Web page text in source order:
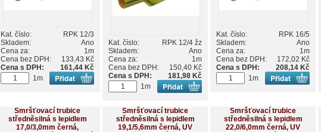
Kat. číslo:
RPK 12/3
Skladem:
Ano
Cena za:
1m
Cena bez DPH:
133,43 Kč
Cena s DPH:
161,44 Kč
1m
Kat. číslo:
RPK 12/4 žz
Skladem:
Ano
Cena za:
1m
Cena bez DPH:
150,40 Kč
Cena s DPH:
181,98 Kč
1m
Kat. číslo:
RPK 16/5
Skladem:
Ano
Cena za:
1m
Cena bez DPH:
172,02 Kč
Cena s DPH:
208,14 Kč
1m
Smršťovací trubice
středněsilná s lepidlem
17,0/3,0mm černá,
Smršťovací trubice
středněsilná s lepidlem
19,1/5,6mm černá, UV
Smršťovací trubice
středněsilná s lepidlem
22,0/6,0mm černá, UV